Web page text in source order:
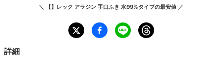
＼ 【】レック アラジン 手口ふき 水99%タイプの最安値 ／
詳細